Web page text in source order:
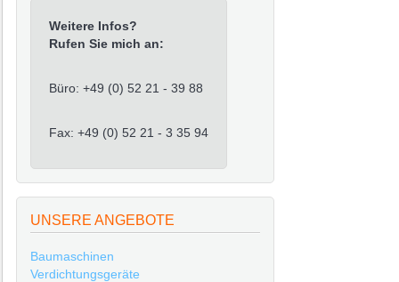
Weitere Infos?
Rufen Sie mich an:
Büro: +49 (0) 52 21 - 39 88
Fax: +49 (0) 52 21 - 3 35 94
UNSERE ANGEBOTE
Baumaschinen
Verdichtungsgeräte